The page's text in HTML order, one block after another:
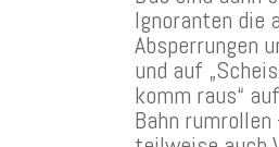
Ignoranten die
Absperrungen
und auf
komm raus“
Bahn rumrollen